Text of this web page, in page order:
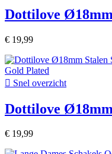
Dottilove
€ 19,99
 Snel overzicht
Dottilove
€ 19,99